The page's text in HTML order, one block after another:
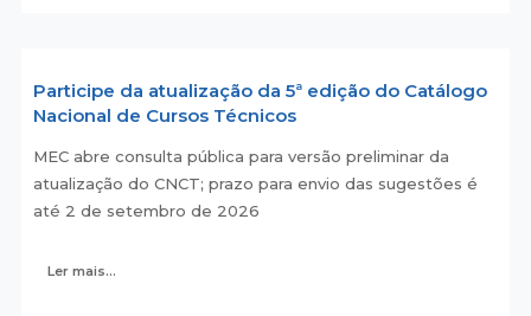
Participe da atualização da 5ª edição do Catálogo
Nacional de Cursos Técnicos
MEC abre consulta pública para versão preliminar da
atualização do CNCT; prazo para envio das sugestões é
até 2 de setembro de 2026
Ler mais...